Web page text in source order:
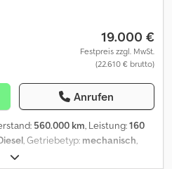
19.000 €
Festpreis zzgl. MwSt.
(22.610 € brutto)
Anrufen
560.000 km, Leistung:160
, Getriebetyp: mechanisch,